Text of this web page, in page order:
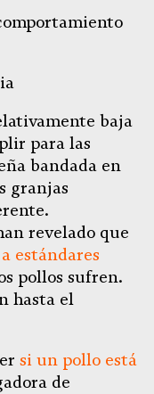
baja
para las
bandada en
granjas
revelado que
estándares
pollos sufren.
hasta el
si un pollo está
de